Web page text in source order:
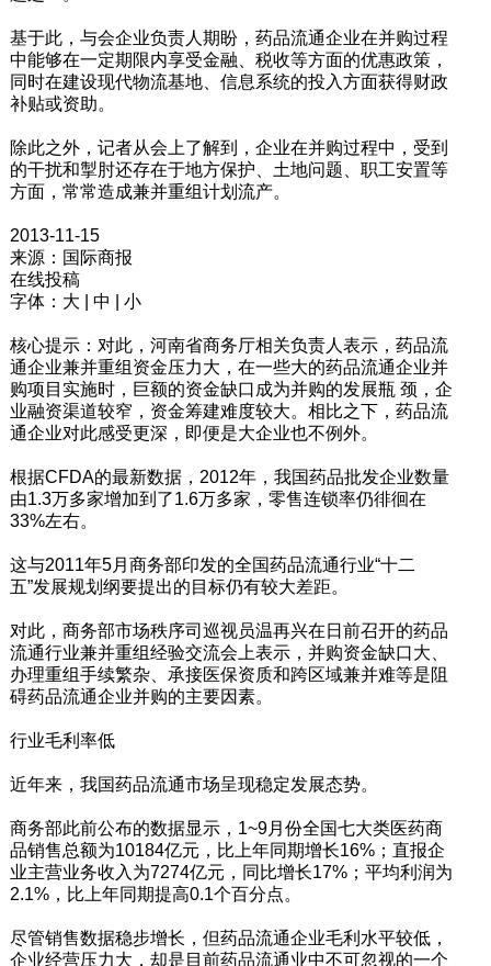
基于此，与会企业负责人期盼，药品流通企业在并购过程
中能够在一定期限内享受金融、税收等方面的优惠政策，
同时在建设现代物流基地、信息系统的投入方面获得财政
补贴或资助。
除此之外，记者从会上了解到，企业在并购过程中，受到
的干扰和掣肘还存在于地方保护、土地问题、职工安置等
方面，常常造成兼并重组计划流产。
2013-11-15
来源：国际商报
在线投稿
字体：大 | 中 | 小
核心提示：对此，河南省商务厅相关负责人表示，药品流
通企业兼并重组资金压力大，在一些大的药品流通企业并
购项目实施时，巨额的资金缺口成为并购的发展瓶 颈，企
业融资渠道较窄，资金筹建难度较大。相比之下，药品流
通企业对此感受更深，即便是大企业也不例外。
根据CFDA的最新数据，2012年，我国药品批发企业数量
由1.3万多家增加到了1.6万多家，零售连锁率仍徘徊在
33%左右。
这与2011年5月商务部印发的全国药品流通行业“十二
五”发展规划纲要提出的目标仍有较大差距。
对此，商务部市场秩序司巡视员温再兴在日前召开的药品
流通行业兼并重组经验交流会上表示，并购资金缺口大、
办理重组手续繁杂、承接医保资质和跨区域兼并难等是阻
碍药品流通企业并购的主要因素。
行业毛利率低
近年来，我国药品流通市场呈现稳定发展态势。
商务部此前公布的数据显示，1~9月份全国七大类医药商
品销售总额为10184亿元，比上年同期增长16%；直报企
业主营业务收入为7274亿元，同比增长17%；平均利润为
2.1%，比上年同期提高0.1个百分点。
尽管销售数据稳步增长，但药品流通企业毛利水平较低，
企业经营压力大，却是目前药品流通业中不可忽视的一个